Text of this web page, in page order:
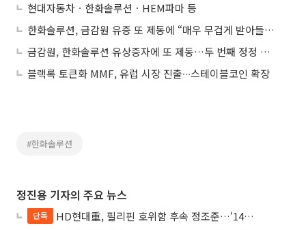
현대자동차ㆍ한화솔루션ㆍHEM파마 등
한화솔루션, 금감원 유증 또 제동에 “매우 무겁게 받아들여…성실히 보완”
금감원, 한화솔루션 유상증자에 또 제동…두 번째 정정 요구
블랙록 토큰화 MMF, 유럽 시장 진출∙∙∙스테이블코인 확장
#한화솔루션
정진용 기자의 주요 뉴스
단독
HD현대重, 필리핀 호위함 후속 정조준…‘14척+α’ 싹쓸이 노린다